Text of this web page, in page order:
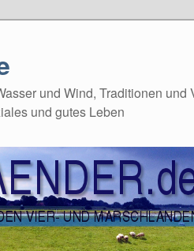
und Wind, Traditionen und
und gutes Leben